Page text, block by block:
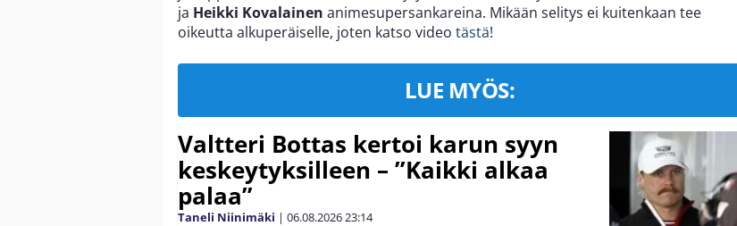
ja Heikki Kovalainen animesupersankareina. Mikään selitys ei kuitenkaan tee
oikeutta alkuperäiselle, joten katso video tästä!
LUE MYÖS:
Valtteri Bottas kertoi karun syyn
keskeytyksilleen – ”Kaikki alkaa
palaa”
Taneli Niinimäki | 06.08.202623:14